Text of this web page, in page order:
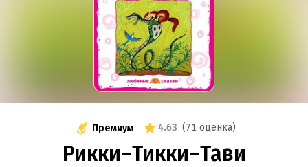
Премиум 4.63 (71 оценка)
Рикки–Тикки–Тави